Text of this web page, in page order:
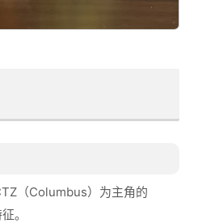
（Columbus）为主角的
。